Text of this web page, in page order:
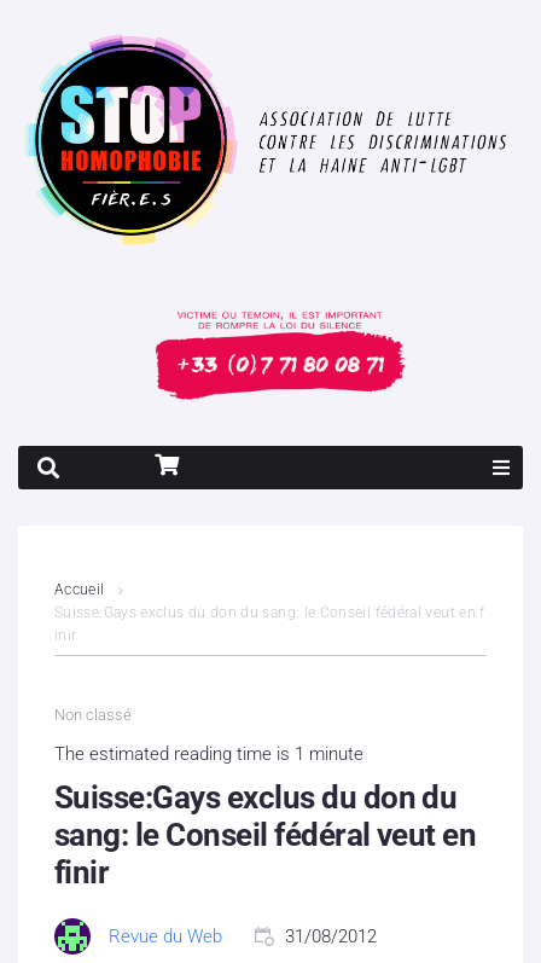
Contenus litigieux
Boutique
Contacts
Hébergement solidaire
Accueil
Suisse:Gays exclus du don du sang: le Conseil fédéral veut en f
inir
Non classé
The estimated reading time is 1 minute
Suisse:Gays exclus du don du
sang: le Conseil fédéral veut en
finir
Revue du Web 31/08/2012